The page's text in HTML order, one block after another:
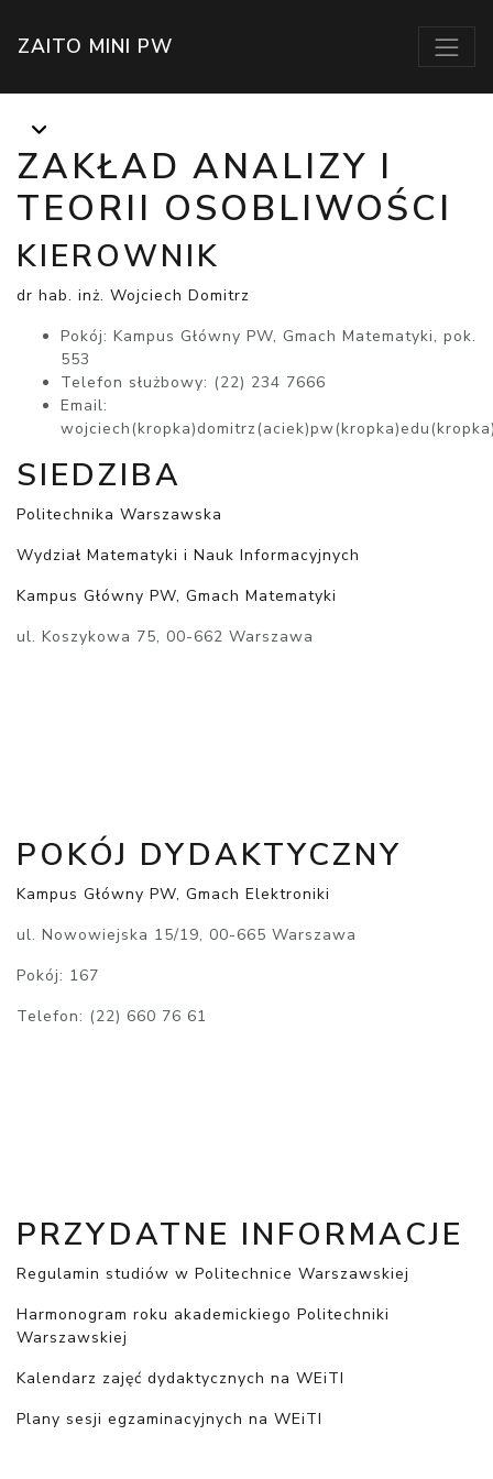
ZAITO MINI PW
ZAKŁAD ANALIZY I
TEORII OSOBLIWOŚCI
KIEROWNIK
dr hab. inż. Wojciech Domitrz
Pokój: Kampus Główny PW, Gmach Matematyki, pok.
553
Telefon służbowy: (22) 234 7666
Email:
SIEDZIBA
Politechnika Warszawska
Wydział Matematyki i Nauk Informacyjnych
Kampus Główny PW, Gmach Matematyki
ul. Koszykowa 75, 00-662 Warszawa
POKÓJ DYDAKTYCZNY
Kampus Główny PW, Gmach Elektroniki
ul. Nowowiejska 15/19, 00-665 Warszawa
Pokój: 167
Telefon: (22) 660 76 61
PRZYDATNE INFORMACJE
Regulamin studiów w Politechnice Warszawskiej
Harmonogram roku akademickiego Politechniki
Warszawskiej
Kalendarz zajęć dydaktycznych na WEiTI
Plany sesji egzaminacyjnych na WEiTI